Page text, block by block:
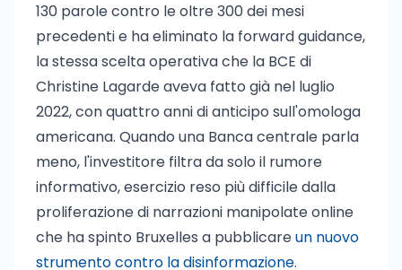
130 parole contro le oltre 300 dei mesi
precedenti e ha eliminato la forward guidance,
la stessa scelta operativa che la BCE di
Christine Lagarde aveva fatto già nel luglio
2022, con quattro anni di anticipo sull'omologa
americana. Quando una Banca centrale parla
meno, l'investitore filtra da solo il rumore
informativo, esercizio reso più difficile dalla
proliferazione di narrazioni manipolate online
che ha spinto Bruxelles a pubblicareun nuovo
strumento contro la disinformazione.